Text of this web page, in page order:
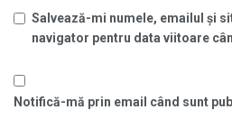
Salvează-mi numele, emailul și
navigator pentru data viitoare
Notifică-mă prin email când sunt